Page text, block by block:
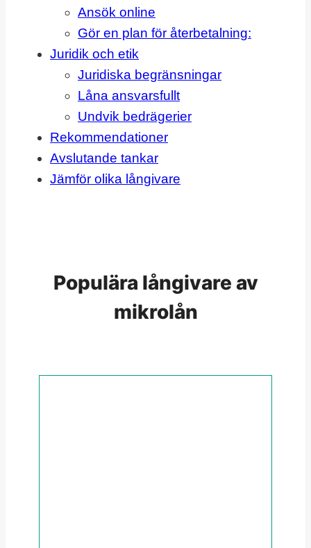
Ansök online
Gör en plan för återbetalning:
Juridik och etik
Juridiska begränsningar
Låna ansvarsfullt
Undvik bedrägerier
Rekommendationer
Avslutande tankar
Jämför olika långivare
Populära långivare av
mikrolån